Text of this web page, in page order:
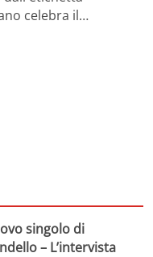
celebra il…
singolo di
– L’intervista